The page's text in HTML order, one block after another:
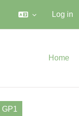
Log in
Home
GP1